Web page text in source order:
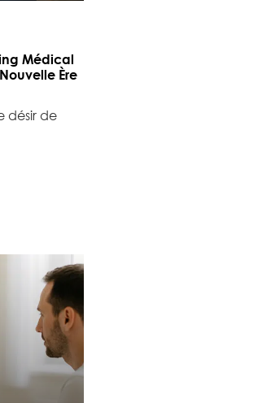
Médical
Ère
désir de